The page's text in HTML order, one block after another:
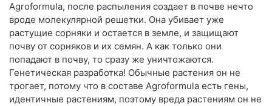
Agroformula, после распыления создает в почве нечто
вроде молекулярной решетки. Она убивает уже
растущие сорняки и остается в земле, и защищают
почву от сорняков и их семян. А как только они
попадают в почву, то сразу же уничтожаются.
Генетическая разработка! Обычные растения он не
трогает, потому что в составе Agroformula есть гены,
идентичные растениям, поэтому вреда растениям он не